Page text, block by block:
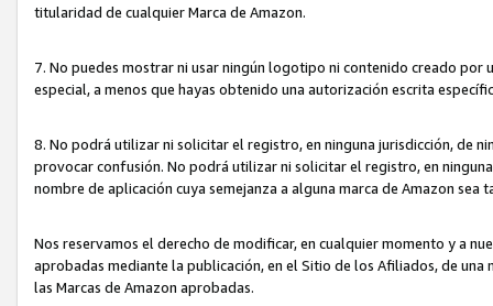
titularidad de cualquier Marca de Amazon.
7. No puedes mostrar ni usar ningún logotipo ni contenido creado por
especial, a menos que hayas obtenido una autorización escrita
8. No podrá utilizar ni solicitar el registro, en ninguna jurisdicción, de
provocar confusión. No podrá utilizar ni solicitar el registro, en
nombre de aplicación cuya semejanza a alguna marca de Amazon
Nos reservamos el derecho de modificar, en cualquier momento y a
aprobadas mediante la publicación, en el Sitio de los Afiliados, de
las Marcas de Amazon aprobadas.